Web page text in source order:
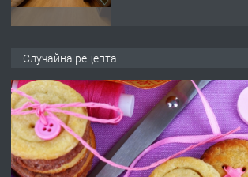
АПАРТАМЕНТ В
ХАСКОВО
ПРЕДЛАГА Давам гараж под
Случайна рецепта